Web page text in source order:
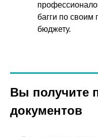
багги по своим
бюджету.
Вы получите
документов